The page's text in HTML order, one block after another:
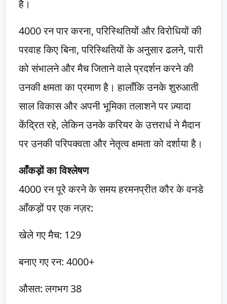
है।
4000 रन पार करना, परिस्थितियों और विरोधियों की
परवाह किए बिना, परिस्थितियों के अनुसार ढलने, पारी
को संभालने और मैच जिताने वाले प्रदर्शन करने की
उनकी क्षमता का प्रमाण है। हालाँकि उनके शुरुआती
साल विकास और अपनी भूमिका तलाशने पर ज़्यादा
केंद्रित रहे, लेकिन उनके करियर के उत्तरार्ध ने मैदान
पर उनकी परिपक्वता और नेतृत्व क्षमता को दर्शाया है।
आँकड़ों का विश्लेषण
4000 रन पूरे करने के समय हरमनप्रीत कौर के वनडे
आँकड़ों पर एक नज़र:
खेले गए मैच: 129
बनाए गए रन: 4000+
औसत: लगभग 38